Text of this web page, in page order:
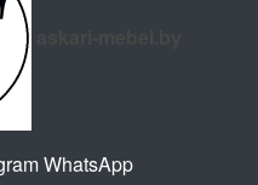
WhatsApp